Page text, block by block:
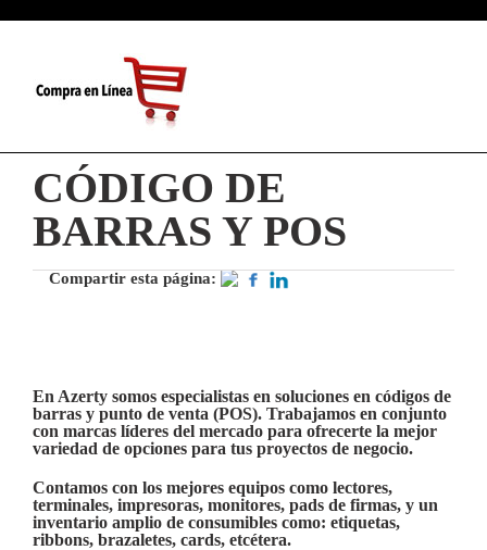
CÓDIGO DE
BARRAS Y POS
Compartir esta página:
En Azerty somos especialistas en soluciones en códigos de
barras y punto de venta (POS). Trabajamos en conjunto
con marcas líderes del mercado para ofrecerte la mejor
variedad de opciones para tus proyectos de negocio.
Contamos con los mejores equipos como lectores,
terminales, impresoras, monitores, pads de firmas, y un
inventario amplio de consumibles como: etiquetas,
ribbons, brazaletes, cards, etcétera.